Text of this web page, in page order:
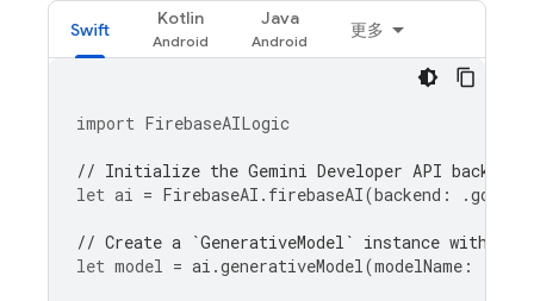
Swift
Kotlin Java
更多
import FirebaseAILogic
// Initialize the Gemini Developer API backend
let ai = FirebaseAI . firebaseAI(backend : .
// Create a `GenerativeModel` instance with a
let model = ai .generativeModel(modelName :